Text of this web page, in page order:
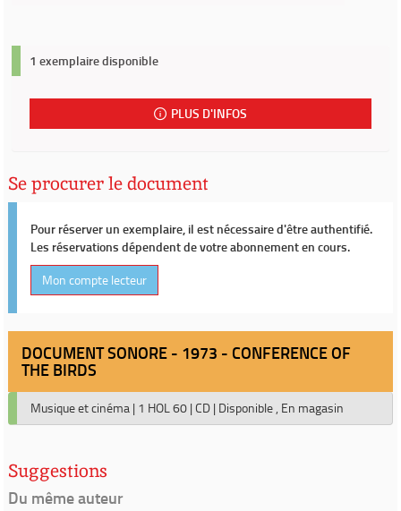
1 exemplaire disponible
PLUS D'INFOS
Se procurer le document
Pour réserver un exemplaire, il est nécessaire d'être authentifié.
Les réservations dépendent de votre abonnement en cours.
Mon compte lecteur
DOCUMENT SONORE - 1973 - CONFERENCE OF
THE BIRDS
Musique et cinéma | 1 HOL 60 | CD | Disponible , En magasin
Suggestions
Du même auteur